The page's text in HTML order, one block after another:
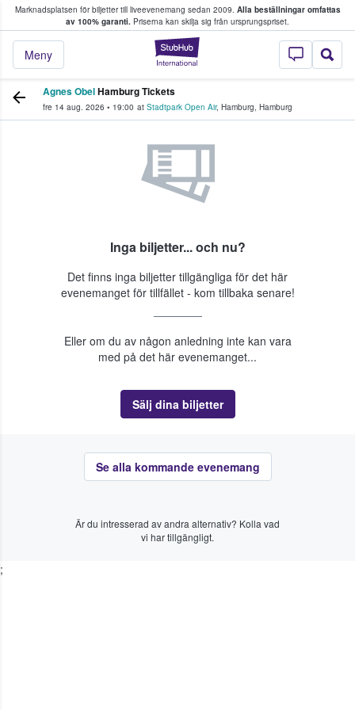
Marknadsplatsen för biljetter till liveevenemang sedan 2009. Alla beställningar omfattas
av 100% garanti. Priserna kan skilja sig från ursprungspriset.
StubHub – där
Meny
köper och säljer biljetter.
Agnes ObelHamburg Tickets
fre 14 aug. 2026 • 19:00 at Stadtpark Open Air, Hamburg, Hamburg
Inga biljetter... och nu?
Det finns inga biljetter tillgängliga för det här
evenemanget för tillfället - kom tillbaka senare!
Eller om du av någon anledning inte kan vara
med på det här evenemanget...
Sälj dina biljetter
Se alla kommande evenemang
Är du intresserad av andra alternativ? Kolla vad
vi har tillgängligt.
;